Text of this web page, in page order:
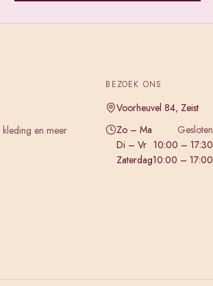
en meer
BEZOEK ONS
Voorheuvel 84, Zeist
Zo – Ma
Gesloten
Di – Vr 10:00 – 17:30
Zaterdag10:00 – 17:00